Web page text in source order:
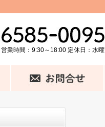
営業時間：9:30～18:00 定休日：水曜